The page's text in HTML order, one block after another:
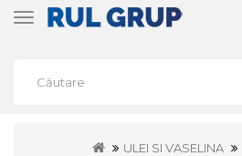
Toggle
ULEI SI VASELINA